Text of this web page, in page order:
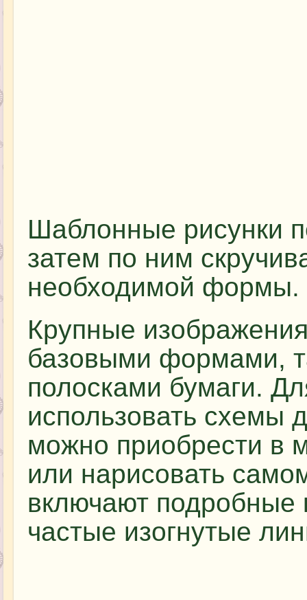
Шаблонные рисунки
затем по ним
необходимой формы.
Крупные
базовыми формами,
полосками бумаги.
использовать схемы
можно приобрести в
или нарисовать
включают подробные
частые изогнутые